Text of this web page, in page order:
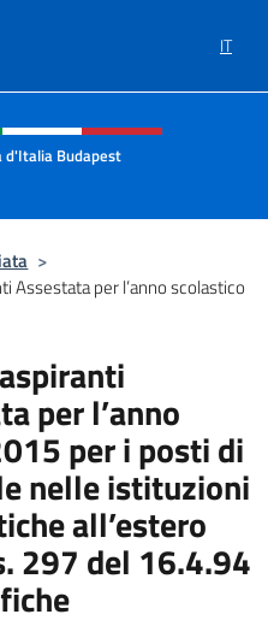
IT
e menù
d'Italia Budapest
>
Assestata per l’anno scolastico
per l’anno
per i posti di
nelle istituzioni
all’estero
297 del 16.4.94